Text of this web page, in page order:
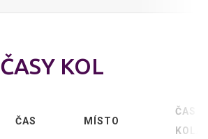
ČASY KOL
ČAS MÍSTO
ČAS
KOLA